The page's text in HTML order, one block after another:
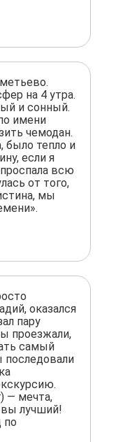
на 4 утра.
и сонный.
имени
чемодан.
было тепло и
если я
проспала всю
от того,
мы
оказался
пару
проезжали,
самый
— мечта,
вы лучший!
по